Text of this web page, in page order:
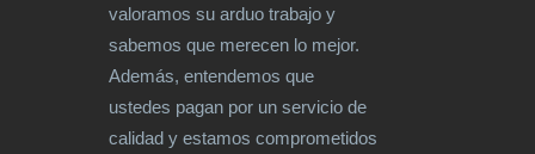
valoramos su arduo trabajo y
sabemos que merecen lo mejor.
Además, entendemos que
ustedes pagan por un servicio de
calidad y estamos comprometidos